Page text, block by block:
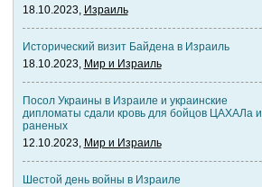
18.10.2023, Израиль
Исторический визит Байдена в Израиль
18.10.2023, Мир и Израиль
Посол Украины в Израиле и украинские
дипломаты сдали кровь для бойцов ЦАХАЛа и
раненых
12.10.2023, Мир и Израиль
Шестой день войны в Израиле